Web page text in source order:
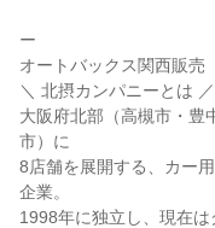
ー
オートバックス関西販売
＼ 北摂カンパニーとは ／
大阪府北部（高槻市・豊
市）に
8店舗を展開する、カー
企業。
1998年に独立し、現在